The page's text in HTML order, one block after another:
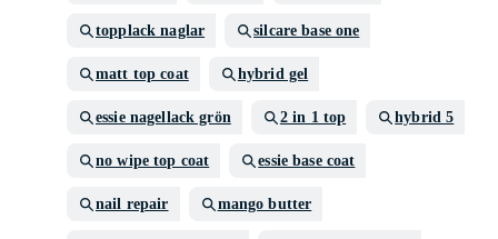
topplack naglar silcare base one
matt top coat hybrid gel
essie nagellack grön 2 in 1 top hybrid 5
no wipe top coat essie base coat
nail repair mango butter